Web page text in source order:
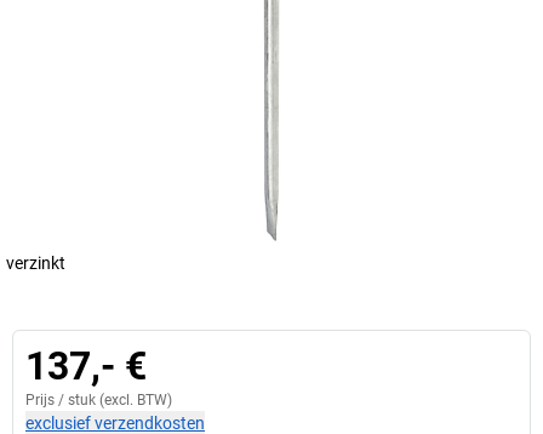
verzinkt
137,- €
Prijs / stuk (excl. BTW)
exclusief verzendkosten